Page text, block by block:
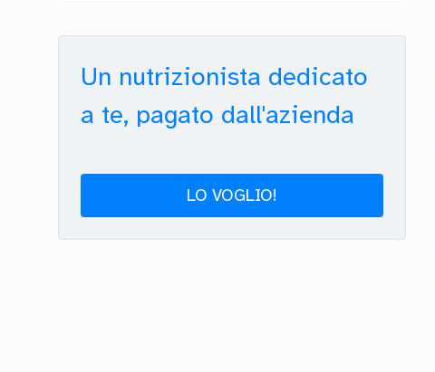
Un nutrizionista dedicato
a te, pagato dall'azienda
LO VOGLIO!